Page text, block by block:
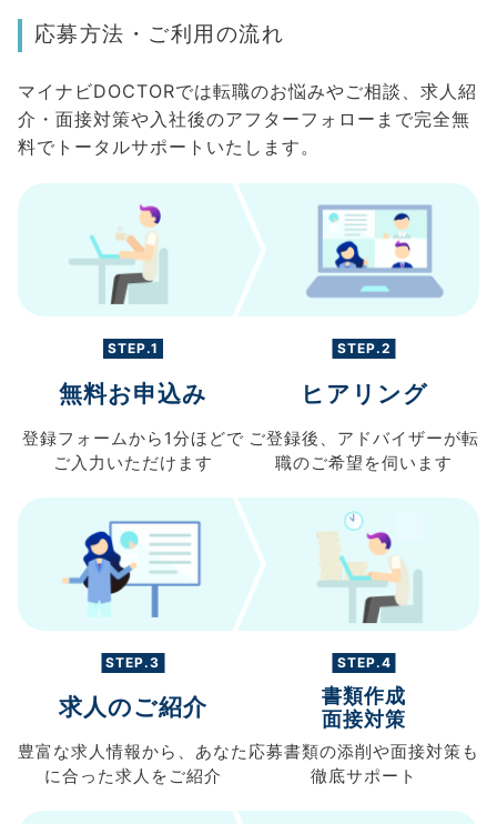
応募方法・ご利用の流れ
マイナビDOCTORでは転職のお悩みやご相談、求人紹
介・面接対策や入社後のアフターフォローまで完全無
料でトータルサポートいたします。
STEP.1
無料お申込み
登録フォームから 1分ほどで
ご入力 いただけます
STEP.2
ヒアリング
ご登録後、 アドバイザーが転
職のご希望を伺います
STEP.3
求人のご紹介
豊富な求人情報から、 あなた
に合った求人を ご紹介
STEP.4
書類作成
面接対策
応募書類の添削や面接対策も
徹底サポート